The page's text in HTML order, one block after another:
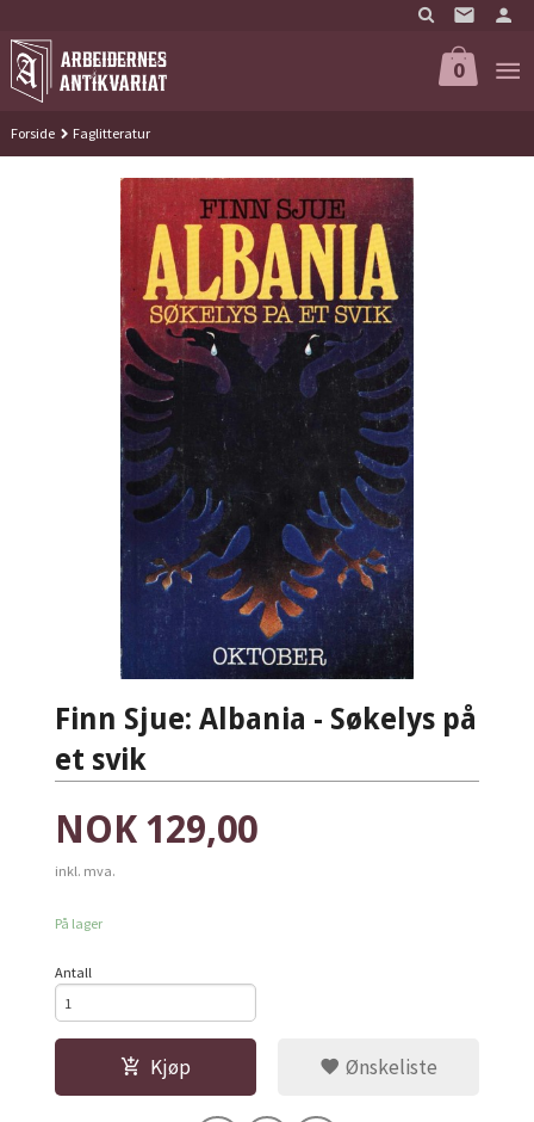
til
innholdet
0
Forside Faglitteratur
Finn Sjue: Albania - Søkelys på
et svik
Pris
NOK 129,00
inkl. mva.
På lager
Antall
Kjøp Ønskeliste